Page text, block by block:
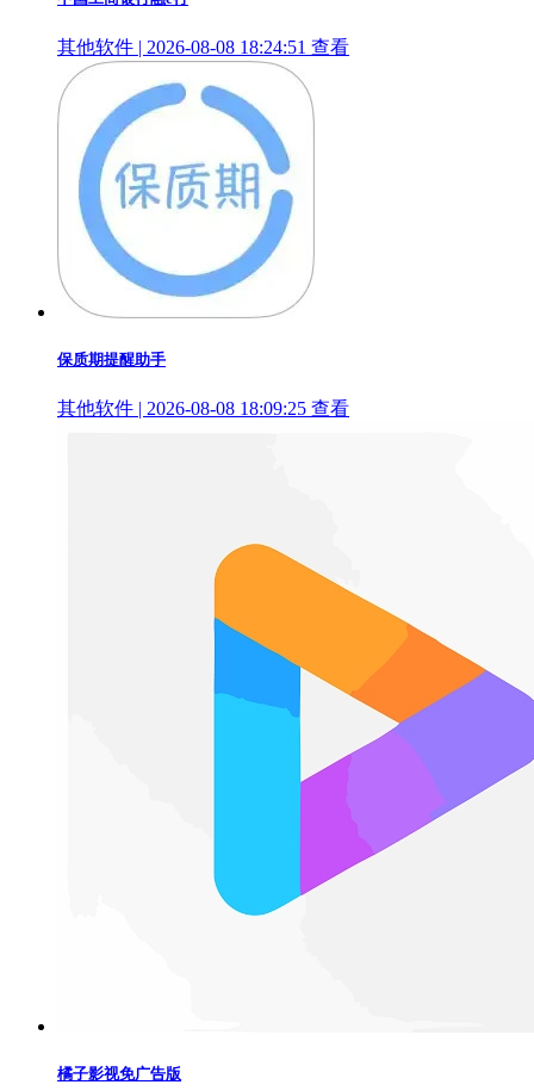
其他软件 | 2026-08-08 18:24:51 查看
保质期提醒助手
其他软件 | 2026-08-08 18:09:25 查看
橘子影视免广告版